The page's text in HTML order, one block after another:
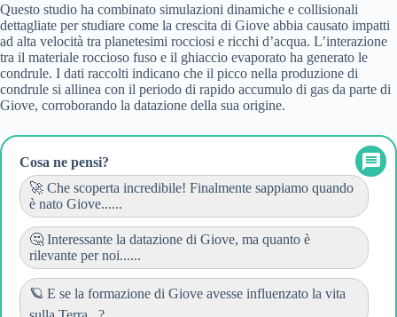
Questo studio ha combinato simulazioni dinamiche e collisionali
dettagliate per studiare come la crescita di Giove abbia causato impatti
ad alta velocità tra planetesimi rocciosi e ricchi d’acqua. L’interazione
tra il materiale roccioso fuso e il ghiaccio evaporato ha generato le
condrule. I dati raccolti indicano che il picco nella produzione di
condrule si allinea con il periodo di rapido accumulo di gas da parte di
Giove, corroborando la datazione della sua origine.
Cosa ne pensi?
🚀 Che scoperta incredibile! Finalmente sappiamo quando
è nato Giove......
🤔 Interessante la datazione di Giove, ma quanto è
rilevante per noi......
🪐 E se la formazione di Giove avesse influenzato la vita